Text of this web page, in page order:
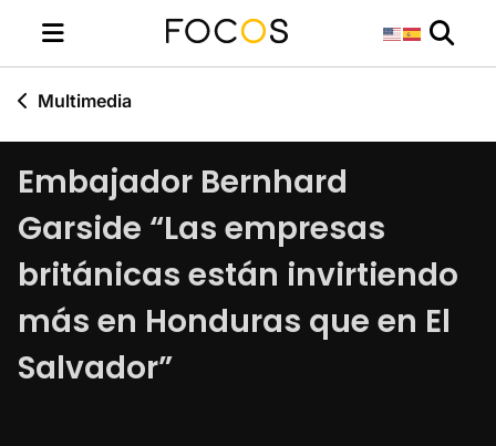
Multimedia
Embajador Bernhard
Garside “Las empresas
británicas están invirtiendo
más en Honduras que en El
Salvador”